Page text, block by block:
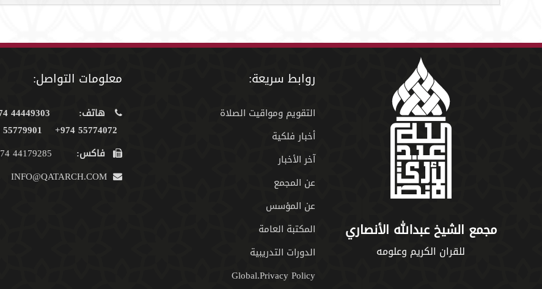
مجمع الشيخ عبدالله الأنصاري
للقران الكريم وعلومه
روابط سريعة:
التقويم ومواقيت الصلاة
أخبار فلكية
آخر الأخبار
عن المجمع
عن المؤسس
المكتبة العامة
الدورات التدريبية
Global.Privacy Policy
معلومات التواصل:
هاتف:
44449303 974+
55774072 974+
55779901 974+
فاكس: